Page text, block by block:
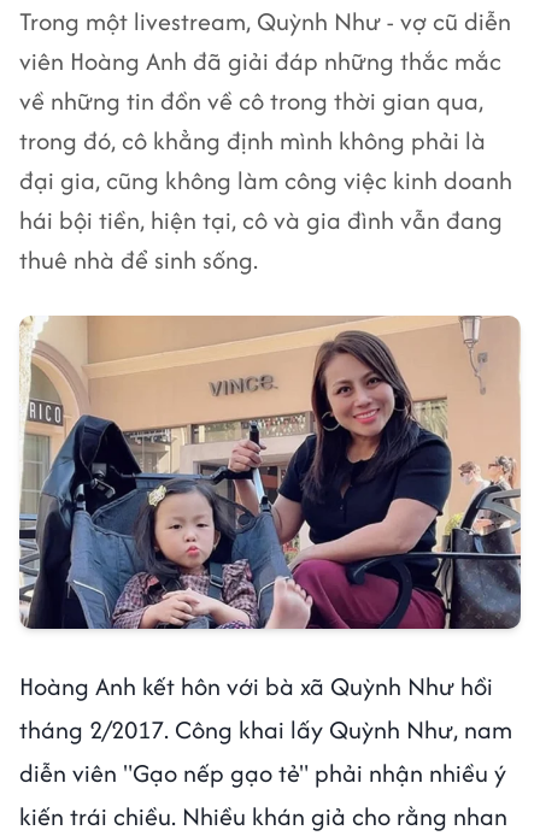
Trong một livestream, Quỳnh Như - vợ cũ diễn
viên Hoàng Anh đã giải đáp những thắc mắc
về những tin đồn về cô trong thời gian qua,
trong đó, cô khẳng định mình không phải là
đại gia, cũng không làm công việc kinh doanh
hái bội tiền, hiện tại, cô và gia đình vẫn đang
thuê nhà để sinh sống.
Hoàng Anh kết hôn với bà xã Quỳnh Như hồi
tháng 2/2017. Công khai lấy Quỳnh Như, nam
diễn viên "Gạo nếp gạo tẻ" phải nhận nhiều ý
kiến trái chiều. Nhiều khán giả cho rằng nhan